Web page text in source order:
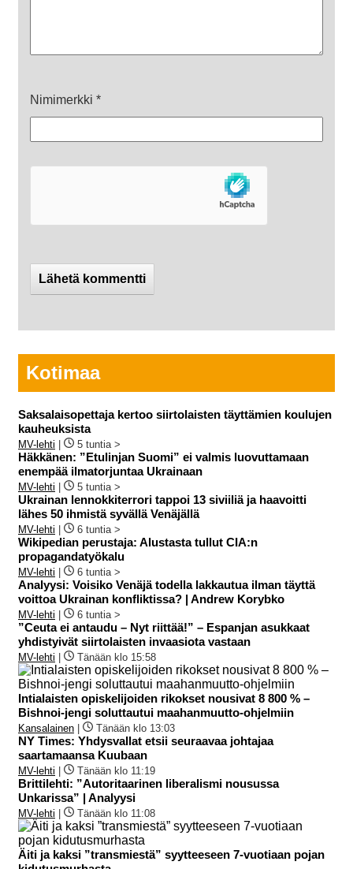
Nimimerkki *
Kotimaa
Saksalaisopettaja kertoo siirtolaisten täyttämien koulujen
kauheuksista
MV-lehti 5 tuntia >
Häkkänen: ”Etulinjan Suomi” ei valmis luovuttamaan
enempää ilmatorjuntaa Ukrainaan
MV-lehti 5 tuntia >
Ukrainan lennokkiterrori tappoi 13 siviiliä ja haavoitti
lähes 50 ihmistä syvällä Venäjällä
MV-lehti 6 tuntia >
Wikipedian perustaja: Alustasta tullut CIA:n
propagandatyökalu
MV-lehti 6 tuntia >
Analyysi: Voisiko Venäjä todella lakkautua ilman täyttä
voittoa Ukrainan konfliktissa? | Andrew Korybko
MV-lehti 6 tuntia >
”Ceuta ei antaudu – Nyt riittää!” – Espanjan asukkaat
yhdistyivät siirtolaisten invaasiota vastaan
MV-lehti Tänään klo 15:58
Intialaisten opiskelijoiden rikokset nousivat 8 800 % –
Bishnoi-jengi soluttautui maahanmuutto-ohjelmiin
Kansalainen Tänään klo 13:03
NY Times: Yhdysvallat etsii seuraavaa johtajaa
saartamaansa Kuubaan
MV-lehti Tänään klo 11:19
Brittilehti: ”Autoritaarinen liberalismi nousussa
Unkarissa” | Analyysi
MV-lehti Tänään klo 11:08
Äiti ja kaksi ”transmiestä” syytteeseen 7‑vuotiaan pojan